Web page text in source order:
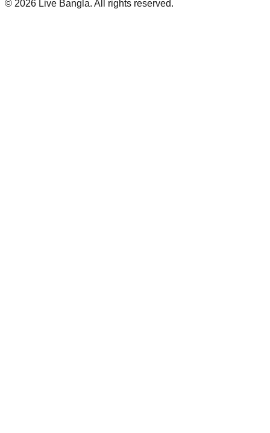
© 2026 Live Bangla. All rights reserved.